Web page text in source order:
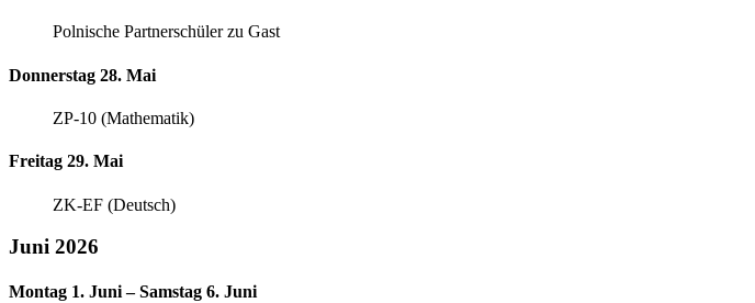
Polnische Partnerschüler zu Gast
Donnerstag 28. Mai
ZP-10 (Mathematik)
Freitag 29. Mai
ZK-EF (Deutsch)
Juni 2026
Montag 1. Juni – Samstag 6. Juni